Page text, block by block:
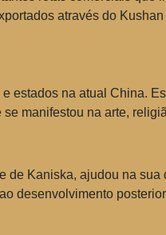
através do
estados na atual China.
manifestou na arte,
de Kaniska, ajudou na sua
desenvolvimento